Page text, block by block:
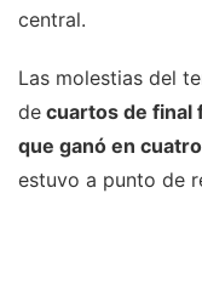
central.
Las molestias del
de cuartos de final
que ganó en
estuvo a punto de